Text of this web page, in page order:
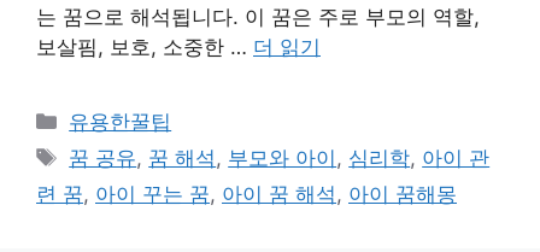
는 꿈으로 해석됩니다. 이 꿈은 주로 부모의 역할,
보살핌, 보호, 소중한 … 더 읽기
카
테
고
리
유용한꿀팁
태
그
꿈 공유, 꿈 해석 , 부모와 아이 , 심리학, 아이 관
련 꿈, 아이 꾸는 꿈, 아이 꿈 해석 , 아이 꿈해몽